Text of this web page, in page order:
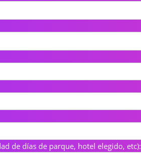
de días de parque, hotel elegido, etc):